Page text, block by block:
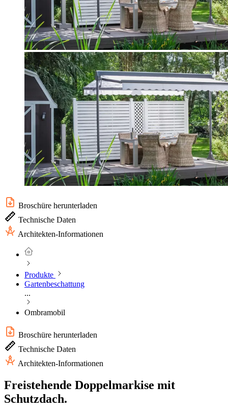
Broschüre herunterladen
Technische Daten
Architekten-Informationen
Produkte
Gartenbeschattung
...
Ombramobil
Broschüre herunterladen
Technische Daten
Architekten-Informationen
Freistehende Doppelmarkise mit
Schutzdach.